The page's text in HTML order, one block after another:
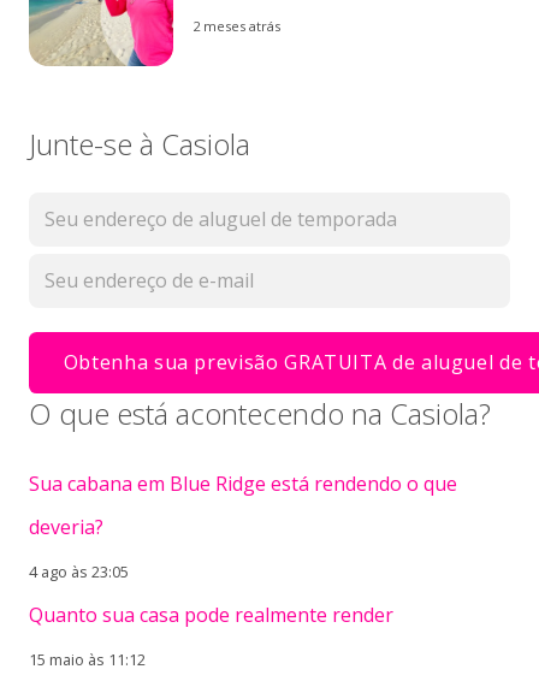
2 meses atrás
Junte-se à Casiola
O que está acontecendo na Casiola?
Sua cabana em Blue Ridge está rendendo o que
deveria?
4 ago às 23:05
Quanto sua casa pode realmente render
15 maio às 11:12